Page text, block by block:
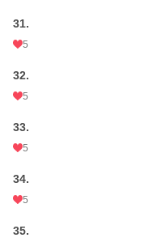
31.
5
32.
5
33.
5
34.
5
35.